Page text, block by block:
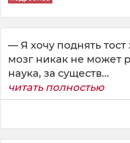
— Я хочу поднять тост
мозг никак не может
наука, за существ...
читать полностью